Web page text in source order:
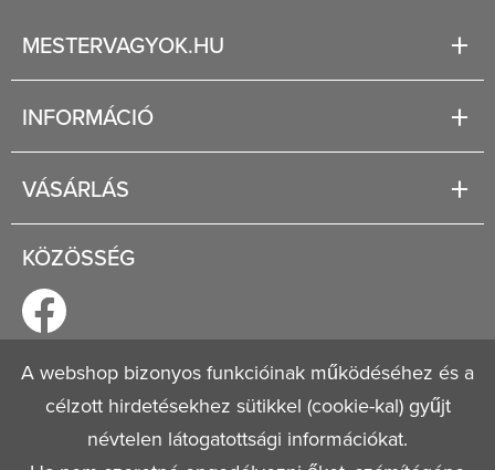
MESTERVAGYOK.HU
INFORMÁCIÓ
Jogi tudnivalók
Általános szerződési feltételek
Adatvédelmi nyilatkozat
VÁSÁRLÁS
Regisztráció
KÖZÖSSÉG
© 2026Mestervagyok.hu
Minden jog fenntartva!
A webshop bizonyos funkcióinak működéséhez és a
célzott hirdetésekhez sütikkel (cookie-kal) gyűjt
névtelen látogatottsági információkat.